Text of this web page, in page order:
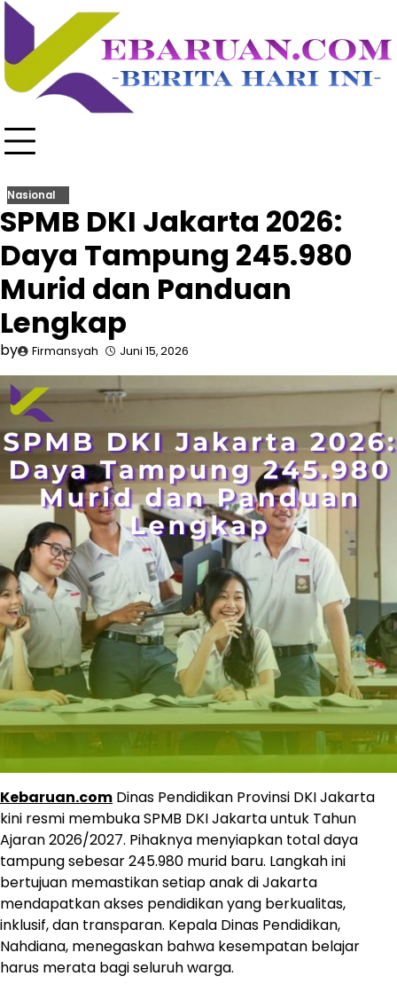
Skip
content
Nasional
SPMB DKI Jakarta 2026:
Daya Tampung 245.980
Murid dan Panduan
Lengkap
by Firmansyah Juni 15, 2026
Kebaruan.com Dinas Pendidikan Provinsi DKI Jakarta
kini resmi membuka SPMB DKI Jakarta untuk Tahun
Ajaran 2026/2027. Pihaknya menyiapkan total daya
tampung sebesar 245.980 murid baru. Langkah ini
bertujuan memastikan setiap anak di Jakarta
mendapatkan akses pendidikan yang berkualitas,
inklusif, dan transparan. Kepala Dinas Pendidikan,
Nahdiana, menegaskan bahwa kesempatan belajar
harus merata bagi seluruh warga.